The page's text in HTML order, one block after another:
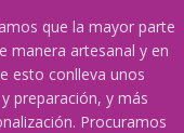
que la mayor parte
manera artesanal y en
esto conlleva unos
preparación, y más
Procuramos
10:00 - 14:00
Mi cuenta